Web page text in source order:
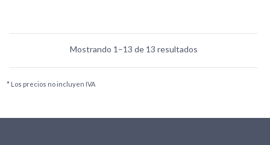
Mostrando 1–13 de 13 resultados
* Los precios no incluyen IVA